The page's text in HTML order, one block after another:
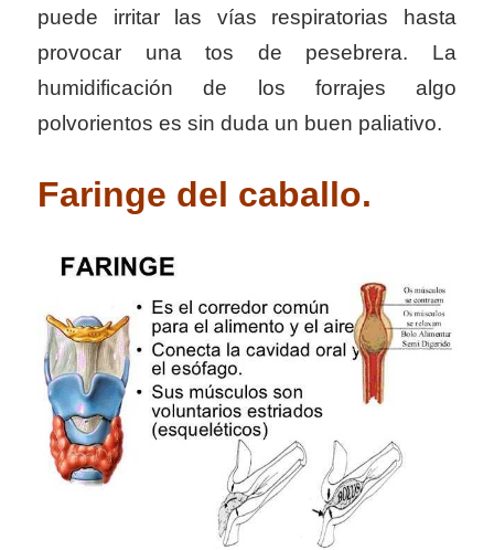
puede irritar las vías respiratorias hasta
provocar una tos de pesebrera. La
humidificación de los forrajes algo
polvorientos es sin duda un buen paliativo.
Faringe del caballo.